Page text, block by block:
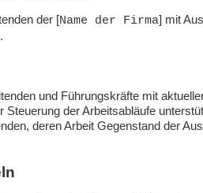
der [Name der Firma] mit
und Führungskräfte mit
Steuerung der Arbeitsabläufe
deren Arbeit Gegenstand der